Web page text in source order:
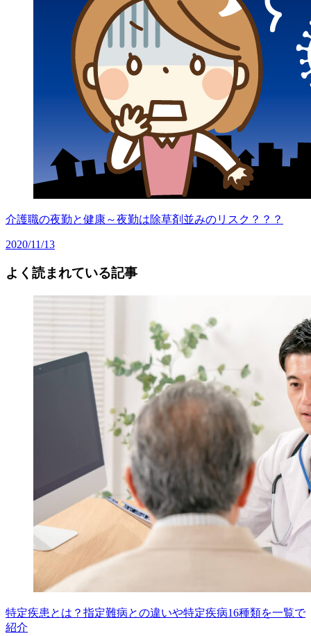
介護職の夜勤と健康～夜勤は除草剤並みのリスク？？？
2020/11/13
よく読まれている記事
特定疾患とは？指定難病との違いや特定疾病16種類を一覧で
紹介